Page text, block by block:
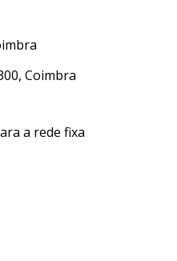
Coimbra
a rede fixa